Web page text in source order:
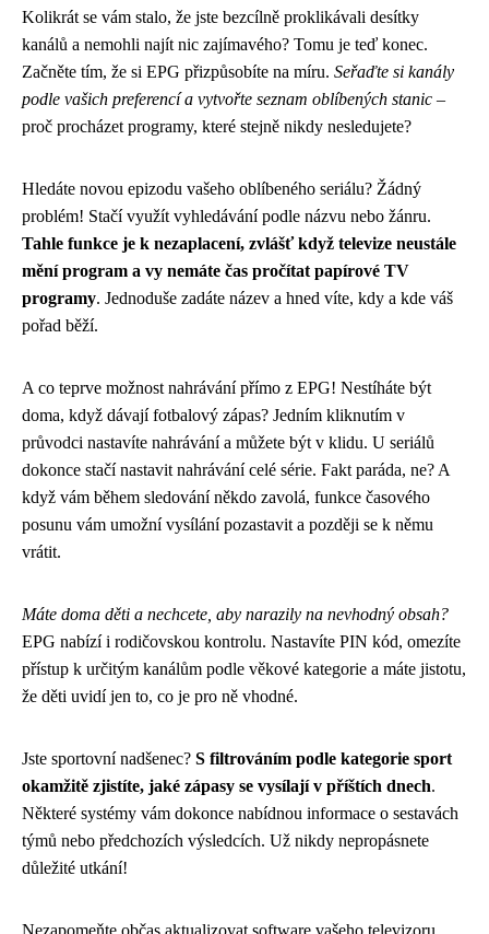
Kolikrát se vám stalo, že jste bezcílně proklikávali desítky
kanálů a nemohli najít nic zajímavého? Tomu je teď konec.
Začněte tím, že si EPG přizpůsobíte na míru. Seřaďte si kanály
podle vašich preferencí a vytvořte seznam oblíbených stanic –
proč procházet programy, které stejně nikdy nesledujete?
Hledáte novou epizodu vašeho oblíbeného seriálu? Žádný
problém! Stačí využít vyhledávání podle názvu nebo žánru.
Tahle funkce je k nezaplacení, zvlášť když televize neustále
mění program a vy nemáte čas pročítat papírové TV
programy. Jednoduše zadáte název a hned víte, kdy a kde váš
pořad běží.
A co teprve možnost nahrávání přímo z EPG! Nestíháte být
doma, když dávají fotbalový zápas? Jedním kliknutím v
průvodci nastavíte nahrávání a můžete být v klidu. U seriálů
dokonce stačí nastavit nahrávání celé série. Fakt paráda, ne? A
když vám během sledování někdo zavolá, funkce časového
posunu vám umožní vysílání pozastavit a později se k němu
vrátit.
Máte doma děti a nechcete, aby narazily na nevhodný obsah?
EPG nabízí i rodičovskou kontrolu. Nastavíte PIN kód, omezíte
přístup k určitým kanálům podle věkové kategorie a máte jistotu,
že děti uvidí jen to, co je pro ně vhodné.
Jste sportovní nadšenec? S filtrováním podle kategorie sport
okamžitě zjistíte, jaké zápasy se vysílají v příštích dnech.
Některé systémy vám dokonce nabídnou informace o sestavách
týmů nebo předchozích výsledcích. Už nikdy nepropásnete
důležité utkání!
Nezapomeňte občas aktualizovat software vašeho televizoru